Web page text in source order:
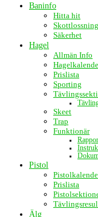
Baninfo
Hitta hit
Säkerhet
Hagel
Allmän Info
Prislista
Sporting
Skeet
Trap
Funktionär
Pistol
Prislista
Älg